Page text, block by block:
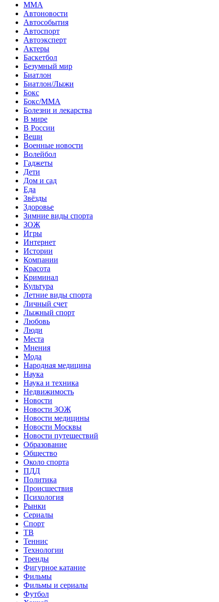
MMA
Автоновости
Автособытия
Автоспорт
Автоэксперт
Актеры
Баскетбол
Безумный мир
Биатлон
Биатлон/Лыжи
Бокс
Бокс/MMA
Болезни и лекарства
В мире
В России
Вещи
Военные новости
Волейбол
Гаджеты
Дети
Дом и сад
Еда
Звёзды
Здоровье
Зимние виды спорта
ЗОЖ
Игры
Интернет
Истории
Компании
Красота
Криминал
Культура
Летние виды спорта
Личный счет
Лыжный спорт
Любовь
Люди
Места
Мнения
Мода
Народная медицина
Наука
Наука и техника
Недвижимость
Новости
Новости ЗОЖ
Новости медицины
Новости Москвы
Новости путешествий
Образование
Общество
Около спорта
ПДД
Политика
Происшествия
Психология
Рынки
Сериалы
Спорт
ТВ
Теннис
Технологии
Тренды
Фигурное катание
Фильмы
Фильмы и сериалы
Футбол